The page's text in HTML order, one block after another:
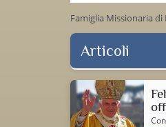
Famiglia Missionaria di
Articoli